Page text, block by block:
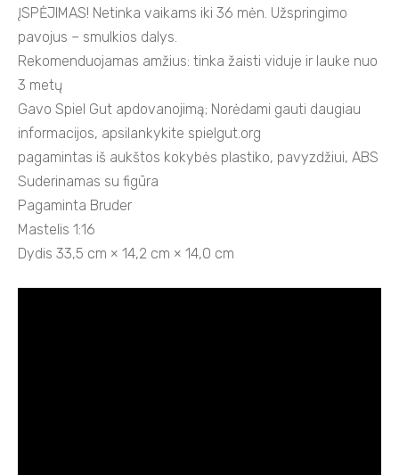
ĮSPĖJIMAS! Netinka vaikams iki 36 mėn. Užspringimo
pavojus – smulkios dalys.
Rekomenduojamas amžius: tinka žaisti viduje ir lauke nuo
3 metų
Gavo Spiel Gut apdovanojimą; Norėdami gauti daugiau
informacijos, apsilankykite spielgut.org
pagamintas iš aukštos kokybės plastiko, pavyzdžiui, ABS
Suderinamas su figūra
Pagaminta Bruder
Mastelis 1:16
Dydis 33,5 cm × 14,2 cm × 14,0 cm